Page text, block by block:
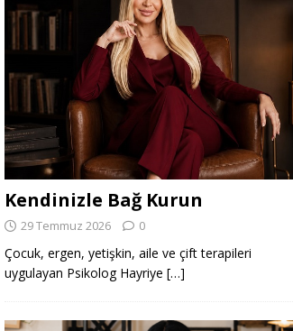
Kendinizle Bağ Kurun
29 Temmuz 2026 0
Çocuk, ergen, yetişkin, aile ve çift terapileri
uygulayan Psikolog Hayriye […]